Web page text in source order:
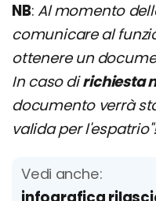
NB: Al momento
comunicare al
ottenere un
In caso dirichiesta
documento verrà
valida per l'espatrio"!
Vedi anche: